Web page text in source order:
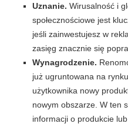
Uznanie. Wirusalność i
społecznościowe jest
jeśli zainwestujesz w
zasięg znacznie się
Wynagrodzenie.
już ugruntowana na
użytkownika nowy
nowym obszarze. W ten
informacji o produkcie